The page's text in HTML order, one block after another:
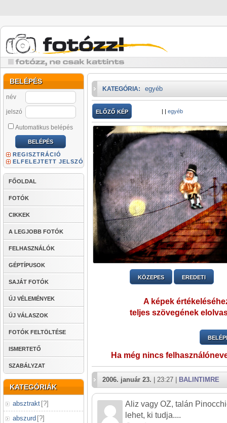
BELÉPÉS
név
jelszó
Automatikus belépés
REGISZTRÁCIÓ
ELFELEJTETT JELSZÓ
FŐOLDAL
FOTÓK
CIKKEK
A LEGJOBB FOTÓK
FELHASZNÁLÓK
GÉPTÍPUSOK
SAJÁT FOTÓK
ÚJ VÉLEMÉNYEK
ÚJ VÁLASZOK
FOTÓK FELTÖLTÉSE
ISMERTETŐ
SZABÁLYZAT
KATEGÓRIÁK
absztrakt [?]
abszurd [?]
KATEGÓRIA: egyéb
ELŐZŐ KÉP | | egyéb
KÖZEPES EREDETI
A képek
teljes szövegének
Ha még nincs
2006. január 23. | 23:27 | BALINTIMRE
Aliz vagy OZ, talán
lehet, ki tudja....